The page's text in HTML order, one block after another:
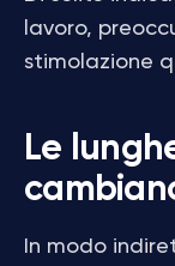
lavoro,
stimolazione
Le
In modo